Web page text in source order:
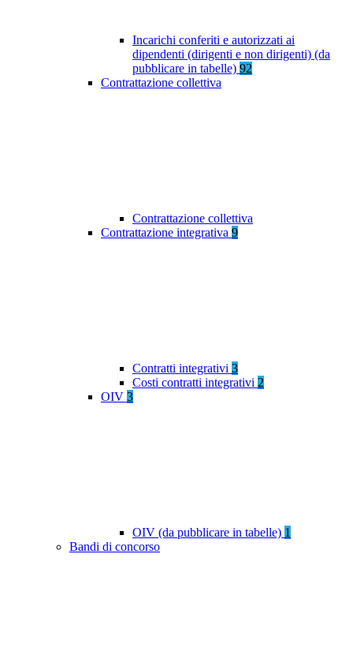
Incarichi conferiti e autorizzati ai
dipendenti (dirigenti e non dirigenti) (da
pubblicare in tabelle) 92
Contrattazione collettiva
Contrattazione collettiva
Contrattazione integrativa 9
Contratti integrativi 3
Costi contratti integrativi 2
OIV 3
OIV (da pubblicare in tabelle) 1
Bandi di concorso